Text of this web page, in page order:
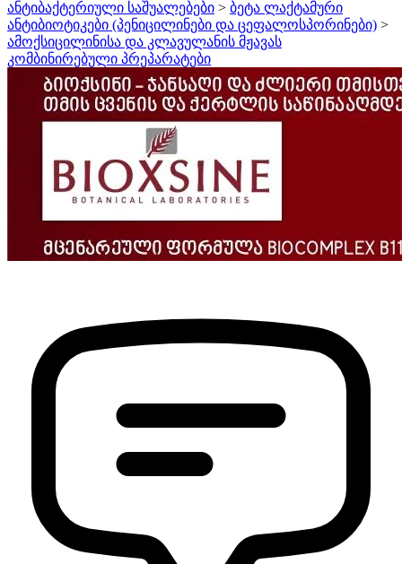
ანტიბაქტერიული საშუალებები > ბეტა ლაქტამური
ანტიბიოტიკები (პენიცილინები და ცეფალოსპორინები) >
ამოქსიცილინისა და კლავულანის მჟავას
კომბინირებული პრეპარატები